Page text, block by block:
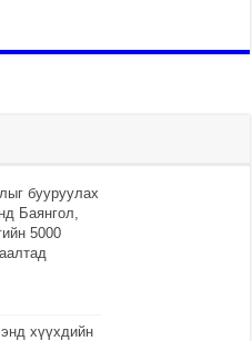
бууруулах
Баянгол,
5000
хүүхдийн